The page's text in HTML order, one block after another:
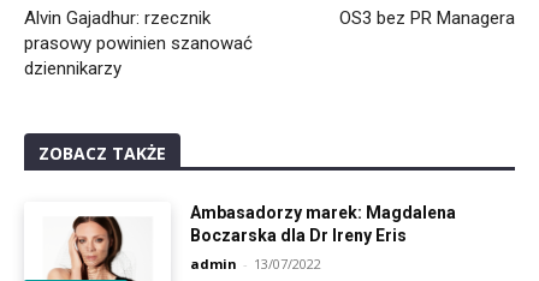
Alvin Gajadhur: rzecznik
prasowy powinien szanować
dziennikarzy
OS3 bez PR Managera
ZOBACZ TAKŻE
Ambasadorzy marek: Magdalena
Boczarska dla Dr Ireny Eris
admin - 13/07/2022